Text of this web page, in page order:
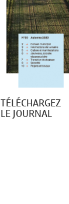
TÉLÉCHARGEZ
LE JOURNAL